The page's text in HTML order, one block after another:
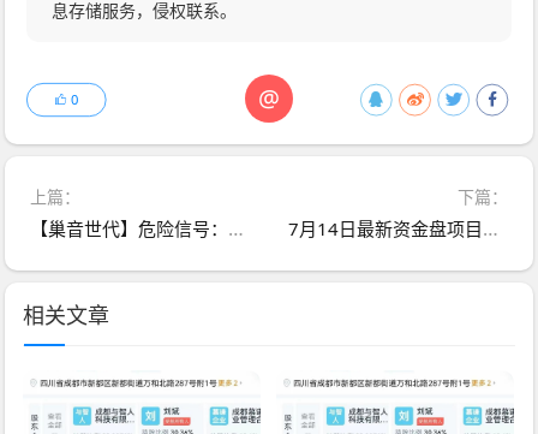
息存储服务，侵权联系。
@
0
上篇：
【巢音世代】危险信号：实为资金盘，操盘手圈钱过亿，崩盘跑路倒计时！
下篇：
7月14日最新资金盘项目骗局曝光，金瑞期货，Biton交易所随时可能卷钱跑路
相关文章